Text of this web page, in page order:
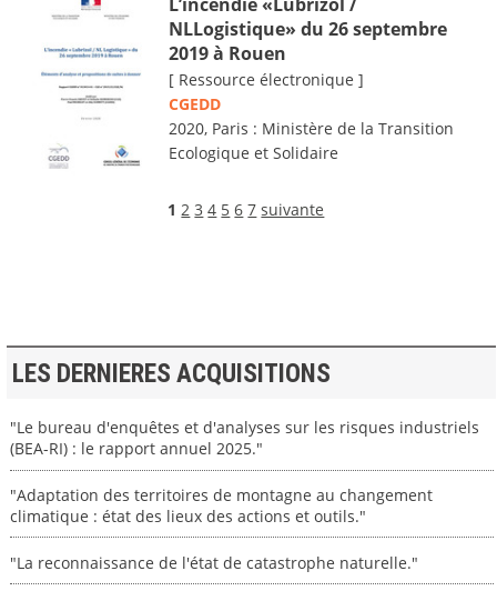
NLLogistique» du 26 septembre
2019 à Rouen
[ Ressource électronique ]
CGEDD
2020, Paris : Ministère de la Transition
Ecologique et Solidaire
1 2 3 4 5 6 7 suivante
LES DERNIERES ACQUISITIONS
"Le bureau d'enquêtes et d'analyses sur les risques industriels
(BEA-RI) : le rapport annuel 2025."
"Adaptation des territoires de montagne au changement
climatique : état des lieux des actions et outils."
"La reconnaissance de l'état de catastrophe naturelle."